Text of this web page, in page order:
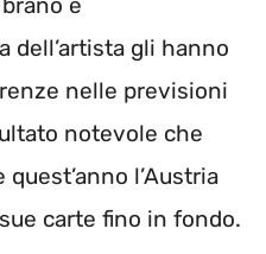
dell’artista gli hanno
nelle previsioni
notevole che
l’Austria
carte fino in fondo.